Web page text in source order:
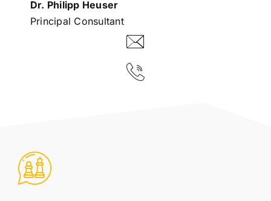
Dr. Philipp Heuser
Principal Consultant